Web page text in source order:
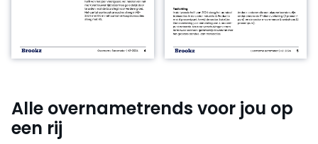
Alle overnametrends voor jou op
een rij